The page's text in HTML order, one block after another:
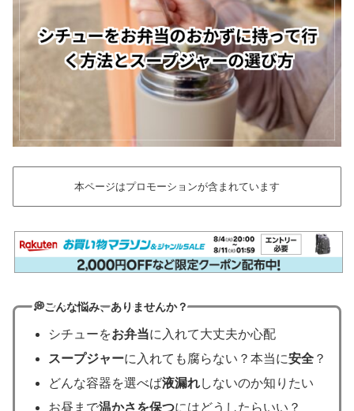
本ページはプロモーションが含まれています
💭こんな悩み、ありませんか？
シチューをお弁当に入れて大丈夫か心配
スープジャーに入れても腐らない？本当に安全？
どんな容器を選べば液漏れしないのか知りたい
お昼まで温かさを保つにはどうしたらいい？